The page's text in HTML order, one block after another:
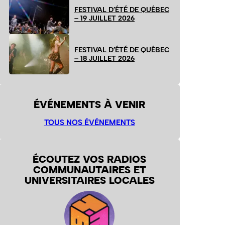
FESTIVAL D’ÉTÉ DE QUÉBEC
– 19 JUILLET 2026
FESTIVAL D’ÉTÉ DE QUÉBEC
– 18 JUILLET 2026
ÉVÉNEMENTS À VENIR
TOUS NOS ÉVÉNEMENTS
ÉCOUTEZ VOS RADIOS
COMMUNAUTAIRES ET
UNIVERSITAIRES LOCALES